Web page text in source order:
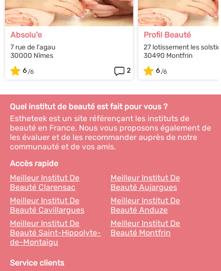
Absolu'e
7 rue de l'agau
30000 Nîmes
6
2
Profil Beauté
27 lotissement les
30490 Montfrin
6
Quel institut de beauté est fait pour vous ?
Estheteek est un site référençant les instituts de
beauté en France. Nous vous proposons également de
les évaluer et de les recommander auprès de notre
communauté et de vos amis.
Accès rapide
Meilleur Institut De
Beauté Clarensac
Meilleur Institut De
Beauté Aujargues
Meilleur Institut De
Beauté Cavillargues
Meilleur Institut De
Beauté Anduze
Meilleur Institut De
Beauté Saint-Hippolyte-
de-Montaigu
Meilleur Institut De
Beauté Montfrin
Service clients